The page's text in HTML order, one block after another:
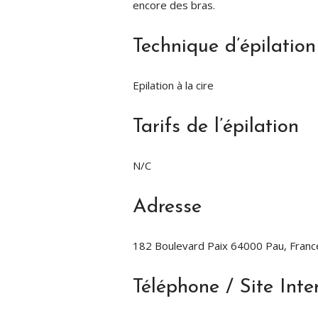
encore des bras.
Technique d’épilation
Epilation à la cire
Tarifs de l’épilation
N/C
Adresse
182 Boulevard Paix 64000 Pau,
Téléphone / Site